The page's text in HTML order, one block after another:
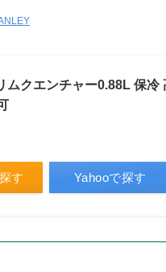
クエンチャー0.88L 保冷
す Yahooで探す